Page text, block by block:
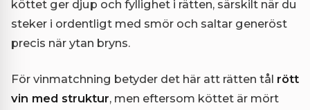
köttet ger djup och fyllighet i rätten, särskilt när du
steker i ordentligt med smör och saltar generöst
precis när ytan bryns.
För vinmatchning betyder det här att rätten tål rött
vin med struktur, men eftersom köttet är mört